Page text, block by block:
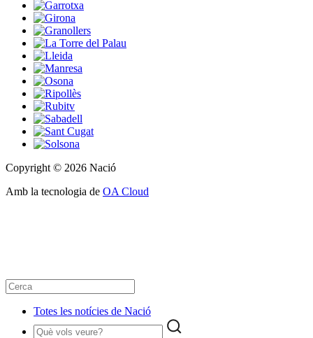
Copyright © 2026 Nació
Amb la tecnologia de OA Cloud
Totes les notícies de Nació